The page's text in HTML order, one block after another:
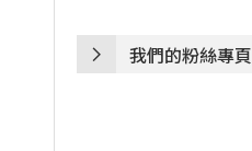
我們的粉絲專頁